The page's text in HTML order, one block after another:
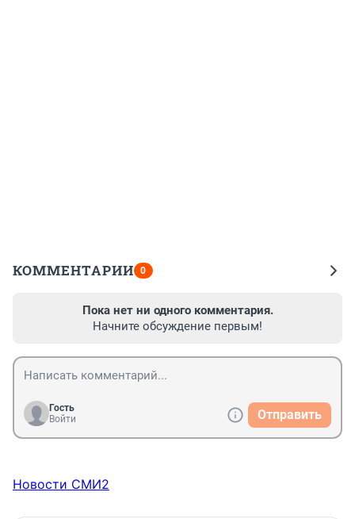
КОММЕНТАРИИ 0
Пока нет ни одного комментария.
Начните обсуждение первым!
Гость
Войти
Отправить
Новости СМИ2